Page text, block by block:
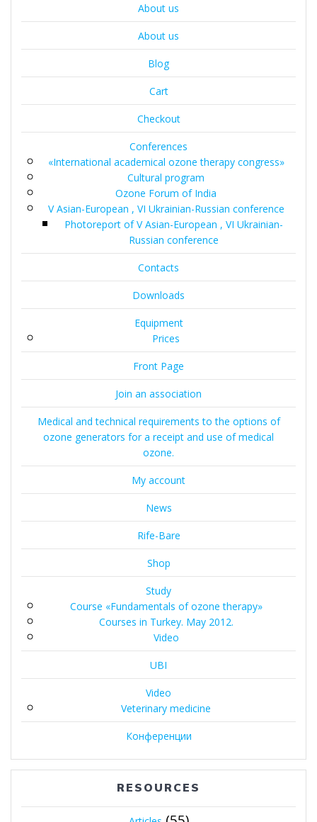
About us
About us
Blog
Cart
Checkout
Conferences
«International academical ozone therapy congress»
Cultural program
Ozone Forum of India
V Asian-European , VI Ukrainian-Russian conference
Photoreport of V Asian-European , VI Ukrainian-
Russian conference
Contacts
Downloads
Equipment
Prices
Front Page
Join an association
Medical and technical requirements to the options of
ozone generators for a receipt and use of medical
ozone.
My account
News
Rife-Bare
Shop
Study
Course «Fundamentals of ozone therapy»
Courses in Turkey. May 2012.
Video
UBI
Video
Veterinary medicine
Конференции
RESOURCES